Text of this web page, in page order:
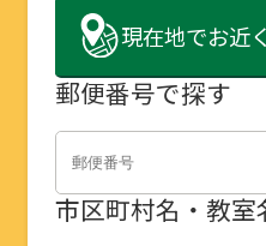
現在地でお近
郵便番号で探す
市区町村名・教室